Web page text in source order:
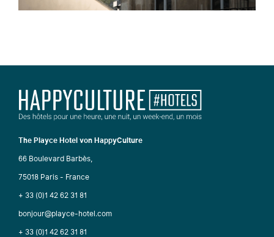
The Playce Hotel von HappyCulture
66 Boulevard Barbès,
75018 Paris - France
+ 33 (0)1 42 62 31 81
bonjour@playce-hotel.com
+ 33 (0)1 42 62 31 81